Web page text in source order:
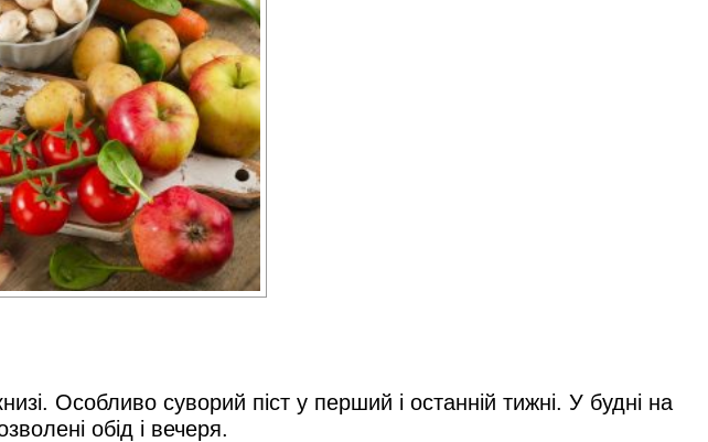
Особливо суворий піст у перший і останній тижні. У будні на
обід і вечеря.